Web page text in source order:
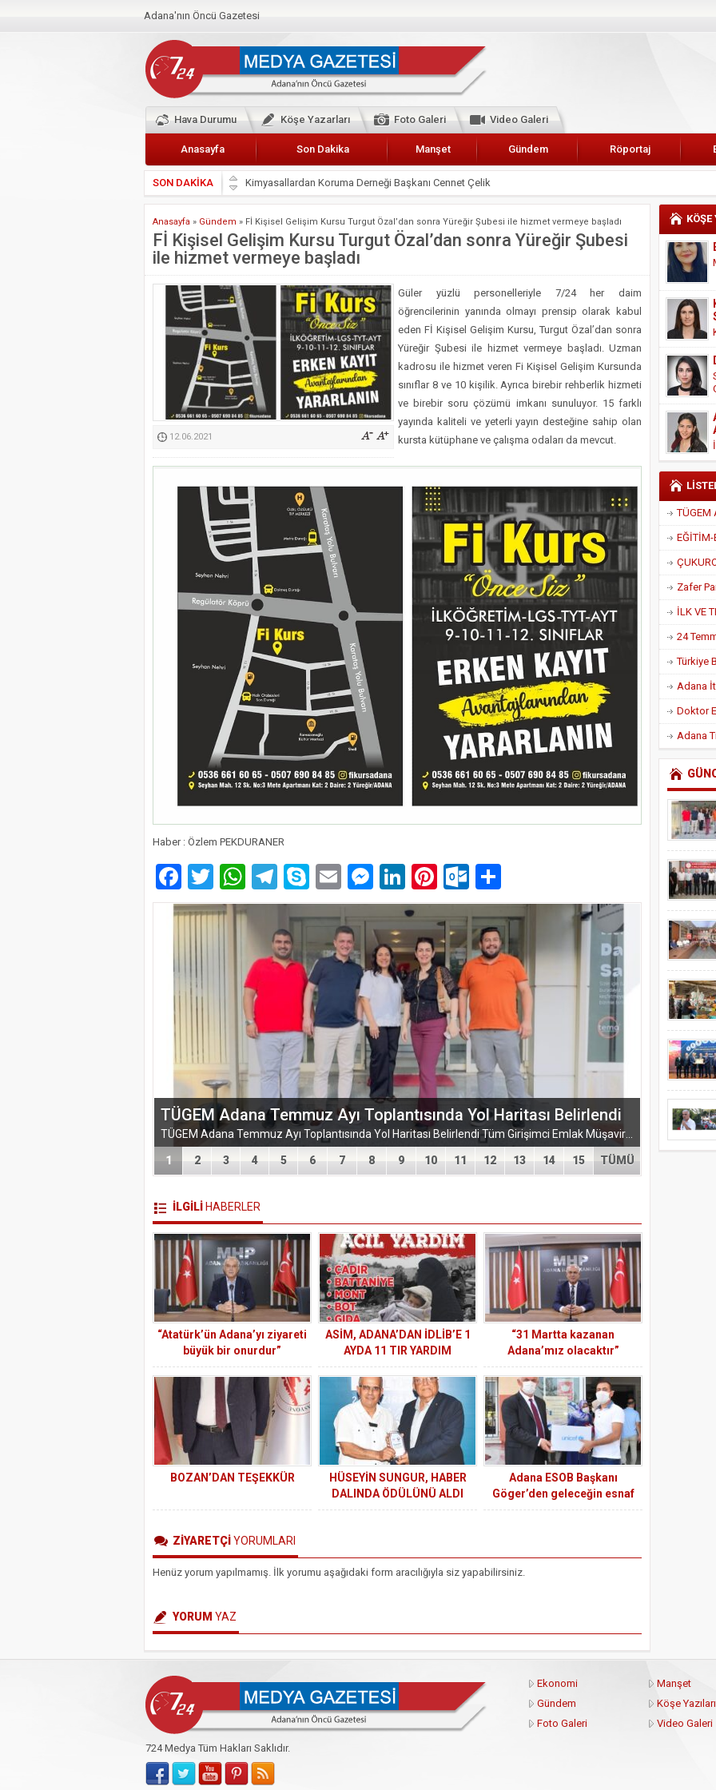
Adana'nın Öncü Gazetesi
Hava Durumu Köşe Yazarları Foto Galeri Video Galeri
Anasayfa Son Dakika Manşet Gündem Röportaj
SON DAKİKA
Başkan Güler’den Başkan Karalar’a hizmet çağrısı
Lokantacılar ve Kebapçılar Esnaf Odası Başkanı Şefik Arslan
Hak-İş Abdurrahman Yücel
HDP İL BİNASININ ÖNÜNDE ANNELER TARİH YAZIYORLAR
CEYHAN TİCARET ODASI
Hainler emellerine asla erişemeyecekler
BÖLGEMİZ ÇUKUROVA’DA 2019 YILI PAMUK HASADINA BAŞLANDI
İyi Parti Yüreğir İlçe Başkanı Enis Akyürek
Kimyasallardan Koruma Derneği Başkanı Cennet Çelik
Anasayfa » Gündem » Fİ Kişisel Gelişim Kursu Turgut Özal’dan sonra Yüreğir Şubesi ile hizmet vermeye başladı
Fİ Kişisel Gelişim Kursu Turgut Özal’dan sonra Yüreğir Şubesi
ile hizmet vermeye başladı
12.06.2021
Güler yüzlü personelleriyle 7/24 her daim
öğrencilerinin yanında olmayı prensip olarak kabul
eden Fİ Kişisel Gelişim Kursu, Turgut Özal’dan sonra
Yüreğir Şubesi ile hizmet vermeye başladı. Uzman
kadrosu ile hizmet veren Fi Kişisel Gelişim Kursunda
sınıflar 8 ve 10 kişilik. Ayrıca birebir rehberlik hizmeti
ve birebir soru çözümü imkanı sunuluyor. 15 farklı
yayında kaliteli ve yeterli yayın desteğine sahip olan
kursta kütüphane ve çalışma odaları da mevcut.
Haber : Özlem PEKDURANER
Facebook
Twitter
WhatsApp
Telegram
SkypeEmailMessenger
LinkedIn
Pinterest
Outlook.com
TÜGEM Adana Temmuz Ayı Toplantısında Yol Haritası Belirlendi
TÜGEM Adana Temmuz Ayı Toplantısında Yol Haritası Belirlendi Tüm Girişimci Emlak Müşavirleri Derneği (TÜGEM) Adana İl Temsilciliği, Temmuz Ayı Temsilcilik...
1 2 3 4 5 6 7 8 9 10 11 12 13 14 15 TÜMÜ
İLGİLİ HABERLER
“Atatürk’ün Adana’yı ziyareti
büyük bir onurdur”
ASİM, ADANA’DAN İDLİB’E 1
AYDA 11 TIR YARDIM
GÖNDERDİ
“31 Martta kazanan
Adana’mız olacaktır”
BOZAN’DAN TEŞEKKÜR
HÜSEYİN SUNGUR, HABER
DALINDA ÖDÜLÜNÜ ALDI
Adana ESOB Başkanı
Göger’den geleceğin esnaf
adaylarına destek
ZİYARETÇİYORUMLARI
Henüz yorum yapılmamış. İlk yorumu aşağıdaki form aracılığıyla siz yapabilirsiniz.
YORUM YAZ
Adana
724 Medya Tüm Hakları Saklıdır.
Ekonomi Manşet
Gündem
Köşe Yazıları
Foto Galeri
Video Galeri